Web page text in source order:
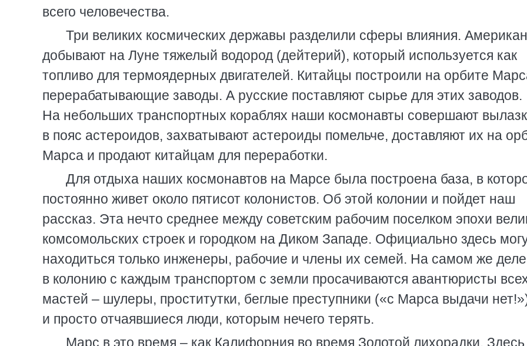
всего человечества.
Три великих космических державы разделили сферы влияния.
добывают на Луне тяжелый водород (дейтерий), который используется как
топливо для термоядерных двигателей. Китайцы построили на орбите
перерабатывающие заводы. А русские поставляют сырье для этих заводов.
На небольших транспортных кораблях наши космонавты совершают
в пояс астероидов, захватывают астероиды помельче, доставляют их на
Марса и продают китайцам для переработки.
Для отдыха наших космонавтов на Марсе была построена база, в
постоянно живет около пятисот колонистов. Об этой колонии и пойдет наш
рассказ. Эта нечто среднее между советским рабочим поселком эпохи
комсомольских строек и городком на Диком Западе. Официально здесь
находиться только инженеры, рабочие и члены их семей. На самом же деле
в колонию с каждым транспортом с земли просачиваются авантюристы
мастей – шулеры, проститутки, беглые преступники («с Марса выдачи
и просто отчаявшиеся люди, которым нечего терять.
Марс в это время – как Калифорния во время Золотой лихорадки. Здесь